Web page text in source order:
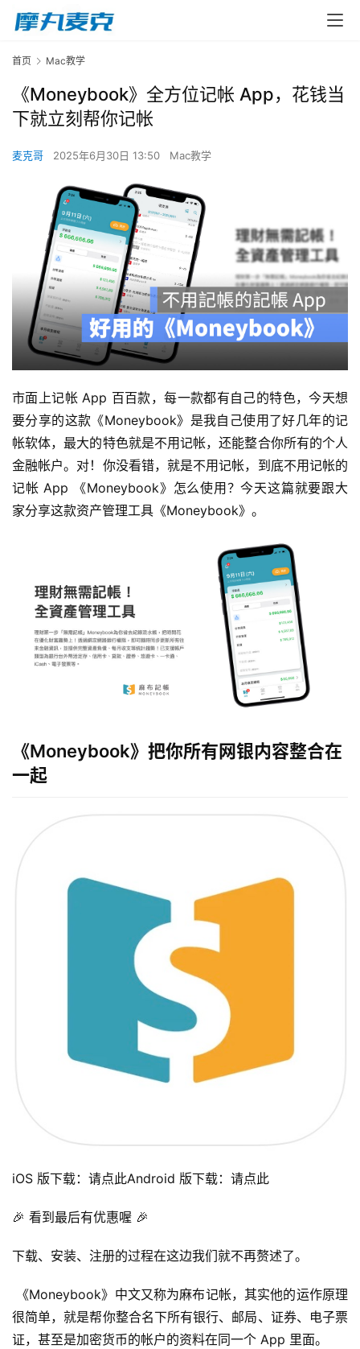
首页 Mac教学
《Moneybook》全方位记帐 App，花钱当
下就立刻帮你记帐
麦克哥 2025年6月30日 13:50 Mac教学
市面上记帐 App 百百款，每一款都有自己的特色，今天想
要分享的这款《Moneybook》是我自己使用了好几年的记
帐软体，最大的特色就是不用记帐，还能整合你所有的个人
金融帐户。对！你没看错，就是不用记帐，到底不用记帐的
记帐 App 《Moneybook》怎么使用？今天这篇就要跟大
家分享这款资产管理工具《Moneybook》。
《Moneybook》把你所有网银内容整合在
一起
iOS 版下载：请点此Android 版下载：请点此
🎉 看到最后有优惠喔 🎉
下载、安装、注册的过程在这边我们就不再赘述了。
《Moneybook》中文又称为麻布记帐，其实他的运作原理
很简单，就是帮你整合名下所有银行、邮局、证券、电子票
证，甚至是加密货币的帐户的资料在同一个 App 里面。